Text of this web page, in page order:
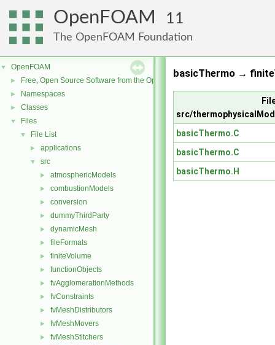
OpenFOAM 11
The OpenFOAM Foundation
▼ OpenFOAM
► Free, Open Source Software from the OpenFOAM Foundation
► Namespaces
► Classes
▼ Files
▼ File List
► applications
▼ src
► atmosphericModels
► combustionModels
► conversion
► dummyThirdParty
► dynamicMesh
► fileFormats
► finiteVolume
► functionObjects
► fvAgglomerationMethods
► fvConstraints
► fvMeshDistributors
► fvMeshMovers
► fvMeshStitchers
basicThermo →
src/
basicThermo.C
basicThermo.C
basicThermo.H